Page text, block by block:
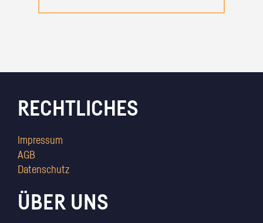
RECHTLICHES
Impressum
AGB
Datenschutz
ÜBER UNS